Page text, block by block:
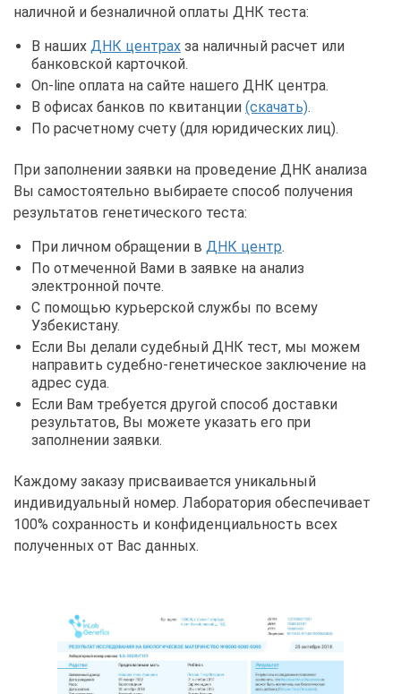
наличной и безналичной оплаты ДНК теста:
В наших ДНК центрах за наличный расчет или
банковской карточкой.
On-line оплата на сайте нашего ДНК центра.
В офисах банков по квитанции (скачать).
По расчетному счету (для юридических лиц).
При заполнении заявки на проведение ДНК анализа
Вы самостоятельно выбираете способ получения
результатов генетического теста:
При личном обращении в ДНК центр.
По отмеченной Вами в заявке на анализ
электронной почте.
С помощью курьерской службы по всему
Узбекистану.
Если Вы делали судебный ДНК тест, мы можем
направить судебно-генетическое заключение на
адрес суда.
Если Вам требуется другой способ доставки
результатов, Вы можете указать его при
заполнении заявки.
Каждому заказу присваивается уникальный
индивидуальный номер. Лаборатория обеспечивает
100% сохранность и конфиденциальность всех
полученных от Вас данных.